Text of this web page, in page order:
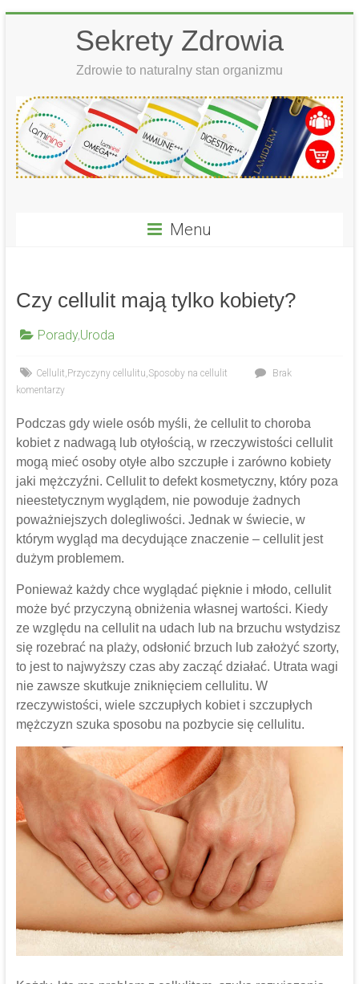
Sekrety Zdrowia
Zdrowie to naturalny stan organizmu
Menu
Czy cellulit mają tylko kobiety?
Porady,Uroda
Cellulit, Przyczyny cellulitu,Sposoby na cellulit
Brak
komentarzy
Podczas gdy wiele osób myśli, że cellulit to choroba
kobiet z nadwagą lub otyłością, w rzeczywistości cellulit
mogą mieć osoby otyłe albo szczupłe i zarówno kobiety
jaki mężczyźni. Cellulit to defekt kosmetyczny, który poza
nieestetycznym wyglądem, nie powoduje żadnych
poważniejszych dolegliwości. Jednak w świecie, w
którym wygląd ma decydujące znaczenie – cellulit jest
dużym problemem.
Ponieważ każdy chce wyglądać pięknie i młodo, cellulit
może być przyczyną obniżenia własnej wartości. Kiedy
ze względu na cellulit na udach lub na brzuchu wstydzisz
się rozebrać na plaży, odsłonić brzuch lub założyć szorty,
to jest to najwyższy czas aby zacząć działać. Utrata wagi
nie zawsze skutkuje zniknięciem cellulitu. W
rzeczywistości, wiele szczupłych kobiet i szczupłych
mężczyzn szuka sposobu na pozbycie się cellulitu.